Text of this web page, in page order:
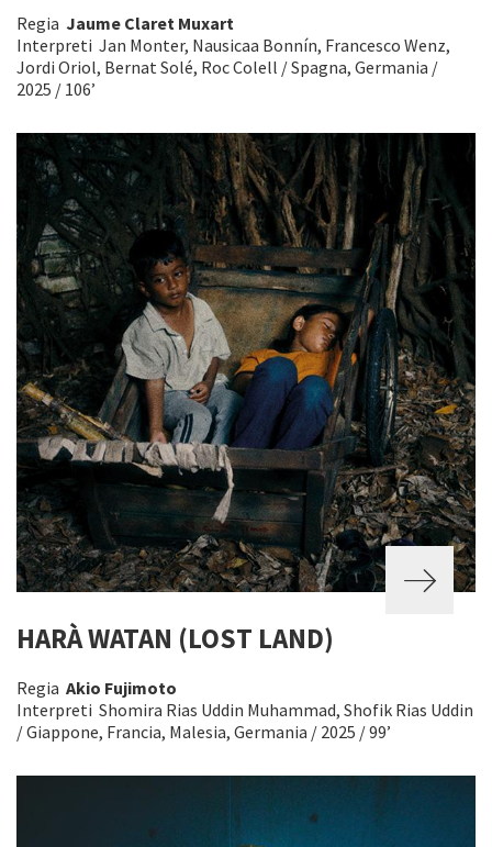
Regia Jaume Claret Muxart
Interpreti Jan Monter, Nausicaa Bonnín, Francesco Wenz,
Jordi Oriol, Bernat Solé, Roc Colell / Spagna, Germania /
2025 / 106’
HARÀ WATAN (LOST LAND)
Regia Akio Fujimoto
Interpreti Shomira Rias Uddin Muhammad, Shofik Rias Uddin
/ Giappone, Francia, Malesia, Germania / 2025 / 99’